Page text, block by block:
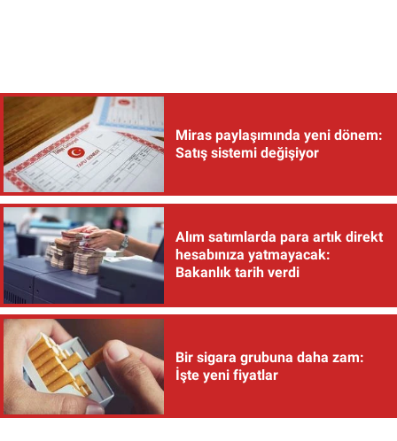
Miras paylaşımında yeni dönem:
Satış sistemi değişiyor
Alım satımlarda para artık direkt
hesabınıza yatmayacak:
Bakanlık tarih verdi
Bir sigara grubuna daha zam:
İşte yeni fiyatlar